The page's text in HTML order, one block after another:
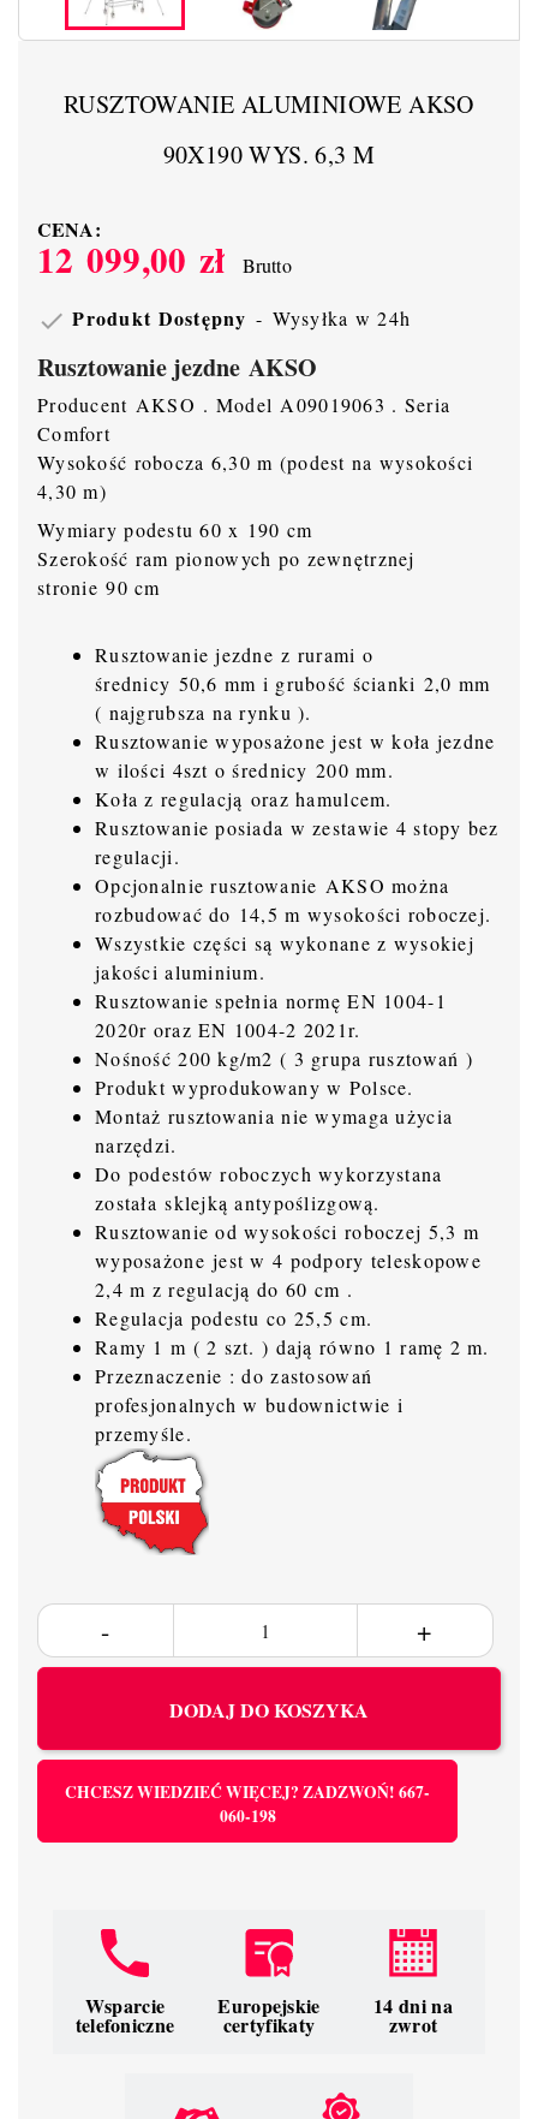
RUSZTOWANIE ALUMINIOWE AKSO
90X190 WYS. 6,3 M
CENA:
12 099,00 zł Brutto
 Produkt Dostępny Wysyłka w 24h
Rusztowanie jezdne AKSO
Producent AKSO . Model A09019063 . Seria
Comfort
Wysokość robocza 6,30 m (podest na wysokości
4,30 m)
Wymiary podestu 60 x 190 cm
Szerokość ram pionowych po zewnętrznej
stronie 90 cm
Rusztowanie jezdne z rurami o
średnicy 50,6 mm i grubość ścianki 2,0 mm
( najgrubsza na rynku ).
Rusztowanie wyposażone jest w koła jezdne
w ilości 4szt o średnicy 200 mm.
Koła z regulacją oraz hamulcem.
Rusztowanie posiada w zestawie 4 stopy bez
regulacji.
Opcjonalnie rusztowanie AKSO można
rozbudować do 14,5 m wysokości roboczej.
Wszystkie części są wykonane z wysokiej
jakości aluminium.
Rusztowanie spełnia normę EN 1004-1
2020r oraz EN 1004-2 2021r.
Nośność 200 kg/m2 ( 3 grupa rusztowań )
Produkt wyprodukowany w Polsce.
Montaż rusztowania nie wymaga użycia
narzędzi.
Do podestów roboczych wykorzystana
została sklejką antypoślizgową.
Rusztowanie od wysokości roboczej 5,3 m
wyposażone jest w 4 podpory teleskopowe
2,4 m z regulacją do 60 cm .
Regulacja podestu co 25,5 cm.
Ramy 1 m ( 2 szt. ) dają równo 1 ramę 2 m.
Przeznaczenie : do zastosowań
profesjonalnych w budownictwie i
przemyśle.
DODAJ DO KOSZYKA
CHCESZ WIEDZIEĆ WIĘCEJ? ZADZWOŃ! 667-
060-198
Wsparcie
telefoniczne
Europejskie
certyfikaty
14 dni na
zwrot